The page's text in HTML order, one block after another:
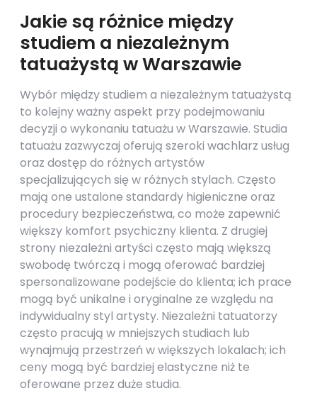
Jakie są różnice między
studiem a niezależnym
tatuażystą w Warszawie
Wybór między studiem a niezależnym tatuażystą
to kolejny ważny aspekt przy podejmowaniu
decyzji o wykonaniu tatuażu w Warszawie. Studia
tatuażu zazwyczaj oferują szeroki wachlarz usług
oraz dostęp do różnych artystów
specjalizujących się w różnych stylach. Często
mają one ustalone standardy higieniczne oraz
procedury bezpieczeństwa, co może zapewnić
większy komfort psychiczny klienta. Z drugiej
strony niezależni artyści często mają większą
swobodę twórczą i mogą oferować bardziej
spersonalizowane podejście do klienta; ich prace
mogą być unikalne i oryginalne ze względu na
indywidualny styl artysty. Niezależni tatuatorzy
często pracują w mniejszych studiach lub
wynajmują przestrzeń w większych lokalach; ich
ceny mogą być bardziej elastyczne niż te
oferowane przez duże studia.